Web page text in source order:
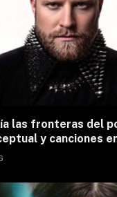
las fronteras del
y canciones